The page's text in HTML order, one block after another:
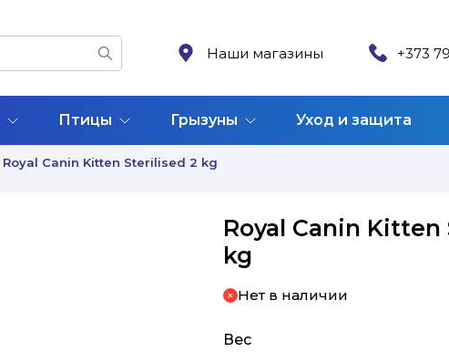
Наши магазины +373
Птицы Грызуны Уход и защита
Royal Canin Kitten Sterilised 2 kg
Royal Canin
kg
Нет в наличии
Вес